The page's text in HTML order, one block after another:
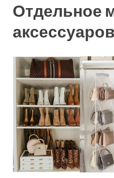
Отдельное
аксессуаров